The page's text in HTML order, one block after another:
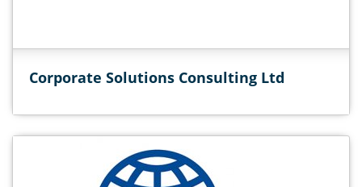
Corporate Solutions Consulting Ltd